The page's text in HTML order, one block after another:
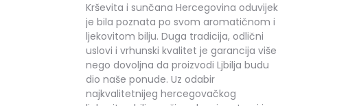
Krševita i sunčana Hercegovina oduvijek
je bila poznata po svom aromatičnom i
ljekovitom bilju. Duga tradicija, odlični
uslovi i vrhunski kvalitet je garancija više
nego dovoljna da proizvodi Ljbilja budu
dio naše ponude. Uz odabir
najkvalitetnijeg hercegovačkog